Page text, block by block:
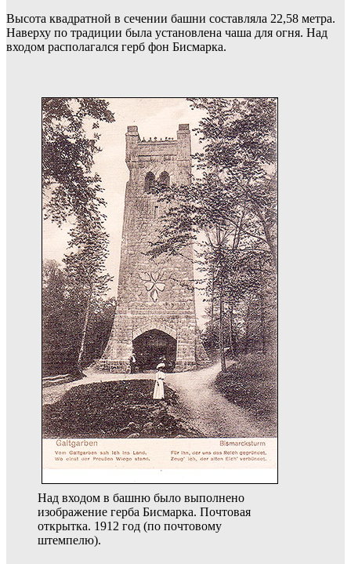
Высота квадратной в сечении башни составляла 22,58 метра.
Наверху по традиции была установлена чаша для огня. Над
входом располагался герб фон Бисмарка.
Над входом в башню было выполнено
изображение герба Бисмарка. Почтовая
открытка. 1912 год (по почтовому
штемпелю).